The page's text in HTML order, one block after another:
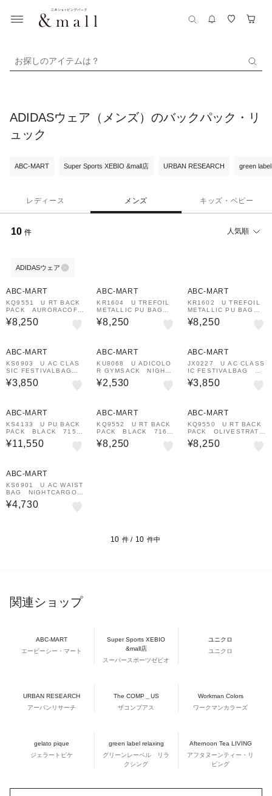
お探しのアイテムは？
ADIDASウェア（メンズ）のバックパック・リ
ュック
ABC-MART Super Sports XEBIO &mall店 URBAN RESEARCH green
レディース メンズ キッズ・ベビー
10 件 人気順
ADIDASウェア
ABC-MART
KQ9551 U RT BACK
PACK AURORACOFF
EE 716383-0001
¥8,250
ABC-MART
KR1604 U TREFOIL
METALLIC PU BAG S
ILVERMET 716391-0
001
¥8,250
ABC-MART
KR1602 U TREFOIL
METALLIC PU BAG B
LACK 716390-0001
¥8,250
ABC-MART
KS6903 U AC CLAS
SIC FESTIVALBAG G
REY2 715697-0001
¥3,850
ABC-MART
KU8068 U ADICOLO
R GYMSACK NIGHTC
ARGO 715824-0001
¥2,530
ABC-MART
JX0227 U AC CLASS
IC FESTIVALBAG BL
ACK/WHITE 716040-
0001
¥3,850
ABC-MART
KS4133 U PU BACK
PACK BLACK 7156
85-0001
¥11,550
ABC-MART
KQ9552 U RT BACK
PACK BLACK 7163
84-0001
¥8,250
ABC-MART
KQ9550 U RT BACK
PACK OLIVESTRATA
716382-0001
¥8,250
ABC-MART
KS6901 U AC WAIST
BAG NIGHTCARGO
715696-0001
¥4,730
10 件 / 10 件中
関連ショップ
ABC-MART
エービーシー・マート
Super Sports XEBIO
&mall店
スーパースポーツゼビオ
ユニクロ
ユニクロ
URBAN RESEARCH
アーバンリサーチ
The COMP＿US
ザコンプアス
Workman Colors
ワークマンカラーズ
gelato pique
ジェラートピケ
green label relaxing
グリーンレーベル リラ
クシング
Afternoon Tea LIVING
アフタヌーンティー・リ
ビング